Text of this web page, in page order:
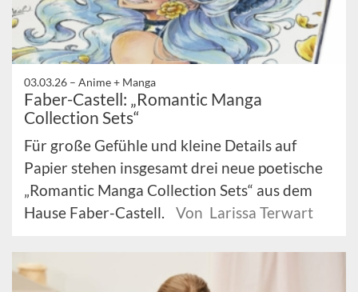
03.03.26 – Anime + Manga
Faber-Castell: „Romantic Manga
Collection Sets“
Für große Gefühle und kleine Details auf
Papier stehen insgesamt drei neue poetische
„Romantic Manga Collection Sets“ aus dem
Hause Faber-Castell.
Von Larissa Terwart